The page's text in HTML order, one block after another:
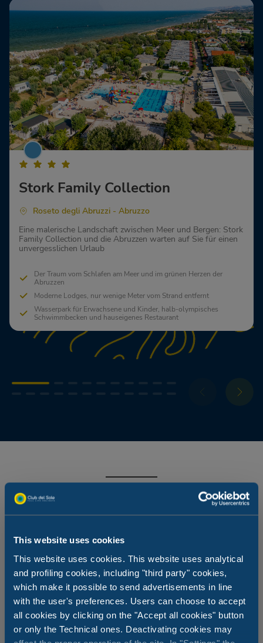
This website uses cookies
This website uses cookies. This website uses analytical
and profiling cookies, including "third party" cookies,
which make it possible to send advertisements in line
with the user's preferences. Users can choose to accept
all cookies by clicking on the "Accept all cookies" button
or only the Technical ones. Deactivating cookies may
Stork Family Collection
Roseto degli Abruzzi - Abruzzo
Eine malerische Landschaft zwischen Meer und Bergen: Stork
Family Collection und die Abruzzen warten auf Sie für einen
unvergesslichen Urlaub
Der Traum vom Schlafen am Meer und im grünen Herzen der
Abruzzen
Moderne Lodges, nur wenige Meter vom Strand entfernt
Wasserpark für Erwachsene und Kinder, halb-olympisches
Schwimmbecken und hauseigenes Restaurant